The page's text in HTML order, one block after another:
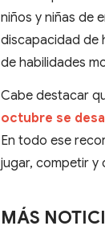
niños y niñas de
discapacidad de
de habilidades
Cabe destacar
octubre se
En todo ese
jugar, competir y
MÁS